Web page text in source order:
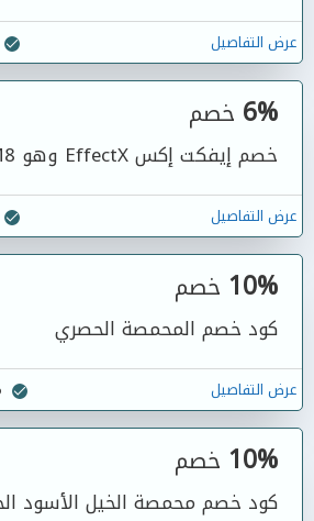
عرض التفاصيل
6% خصم
خصم إيفكت إكس EffectX وهو AAMM8
عرض التفاصيل
10% خصم
كود خصم المحمصة الحصري
عرض التفاصيل
10% خصم
كود خصم محمصة الخيل الأسود